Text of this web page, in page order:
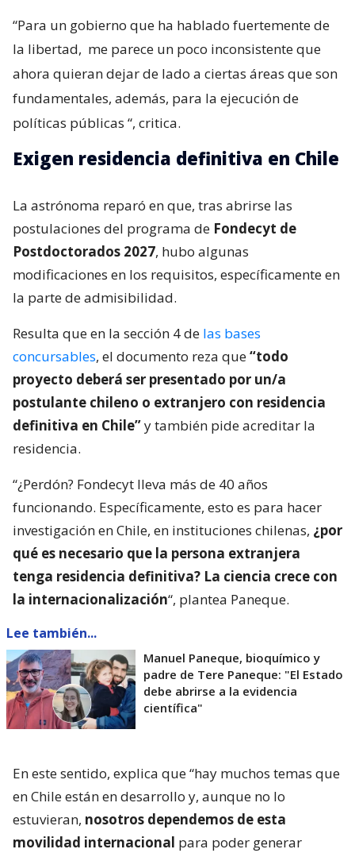
“Para un gobierno que ha hablado fuertemente de
la libertad, me parece un poco inconsistente que
ahora quieran dejar de lado a ciertas áreas que son
fundamentales, además, para la ejecución de
políticas públicas “, critica.
Exigen residencia definitiva en Chile
La astrónoma reparó en que, tras abrirse las
postulaciones del programa de Fondecyt de
Postdoctorados 2027, hubo algunas
modificaciones en los requisitos, específicamente en
la parte de admisibilidad.
Resulta que en la sección 4 de las bases
concursables, el documento reza que“todo
proyecto deberá ser presentado por un/a
postulante chileno o extranjero con residencia
definitiva en Chile”y también pide acreditar la
residencia.
“¿Perdón? Fondecyt lleva más de 40 años
funcionando. Específicamente, esto es para hacer
investigación en Chile, en instituciones chilenas, ¿por
qué es necesario que la persona extranjera
tenga residencia definitiva? La ciencia crece con
la internacionalización“, plantea Paneque.
Lee también...
Manuel Paneque, bioquímico y
padre de Tere Paneque: "El Estado
debe abrirse a la evidencia
científica"
En este sentido, explica que “hay muchos temas que
en Chile están en desarrollo y, aunque no lo
estuvieran, nosotros dependemos de esta
movilidad internacional para poder generar